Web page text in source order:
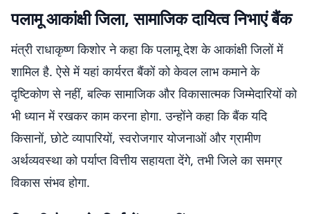
पलामू आकांक्षी जिला, सामाजिक दायित्व निभाएं बैंक
मंत्री राधाकृष्ण किशोर ने कहा कि पलामू देश के आकांक्षी जिलों में
शामिल है. ऐसे में यहां कार्यरत बैंकों को केवल लाभ कमाने के
दृष्टिकोण से नहीं, बल्कि सामाजिक और विकासात्मक जिम्मेदारियों को
भी ध्यान में रखकर काम करना होगा. उन्होंने कहा कि बैंक यदि
किसानों, छोटे व्यापारियों, स्वरोजगार योजनाओं और ग्रामीण
अर्थव्यवस्था को पर्याप्त वित्तीय सहायता देंगे, तभी जिले का समग्र
विकास संभव होगा.